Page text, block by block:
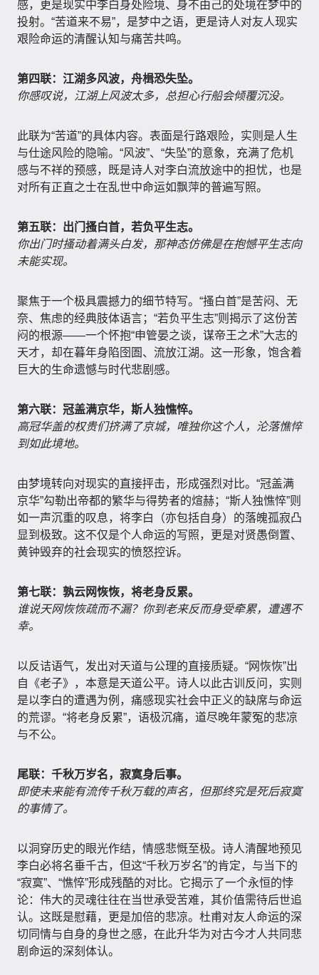
感，更是现实中李白身处险境、身不由己的处境在梦中的
投射。“苦道来不易”，是梦中之语，更是诗人对友人现实
艰险命运的清醒认知与痛苦共鸣。
第四联：江湖多风波，舟楫恐失坠。
你感叹说，江湖上风波太多，总担心行船会倾覆沉没。
此联为“苦道”的具体内容。表面是行路艰险，实则是人生
与仕途风险的隐喻。“风波”、“失坠”的意象，充满了危机
感与不祥的预感，既是诗人对李白流放途中的担忧，也是
对所有正直之士在乱世中命运如飘萍的普遍写照。
第五联：出门搔白首，若负平生志。
你出门时搔动着满头白发，那神态仿佛是在抱憾平生志向
未能实现。
聚焦于一个极具震撼力的细节特写。“搔白首”是苦闷、无
奈、焦虑的经典肢体语言；“若负平生志”则揭示了这份苦
闷的根源——一个怀抱“申管晏之谈，谋帝王之术”大志的
天才，却在暮年身陷囹圄、流放江湖。这一形象，饱含着
巨大的生命遗憾与时代悲剧感。
第六联：冠盖满京华，斯人独憔悴。
高冠华盖的权贵们挤满了京城，唯独你这个人，沦落憔悴
到如此境地。
由梦境转向对现实的直接抨击，形成强烈对比。“冠盖满
京华”勾勒出帝都的繁华与得势者的煊赫；“斯人独憔悴”则
如一声沉重的叹息，将李白（亦包括自身）的落魄孤寂凸
显到极致。这不仅是个人命运的写照，更是对贤愚倒置、
黄钟毁弃的社会现实的愤怒控诉。
第七联：孰云网恢恢，将老身反累。
谁说天网恢恢疏而不漏？你到老来反而身受牵累，遭遇不
幸。
以反诘语气，发出对天道与公理的直接质疑。“网恢恢”出
自《老子》，本意是天道公平。诗人以此古训反问，实则
是以李白的遭遇为例，痛感现实社会中正义的缺席与命运
的荒谬。“将老身反累”，语极沉痛，道尽晚年蒙冤的悲凉
与不公。
尾联：千秋万岁名，寂寞身后事。
即使未来能有流传千秋万载的声名，但那终究是死后寂寞
的事情了。
以洞穿历史的眼光作结，情感悲慨至极。诗人清醒地预见
李白必将名垂千古，但这“千秋万岁名”的肯定，与当下的
“寂寞”、“憔悴”形成残酷的对比。它揭示了一个永恒的悖
论：伟大的灵魂往往在当世承受苦难，其价值需待后世追
认。这既是慰藉，更是加倍的悲凉。杜甫对友人命运的深
切同情与自身的身世之感，在此升华为对古今才人共同悲
剧命运的深刻体认。